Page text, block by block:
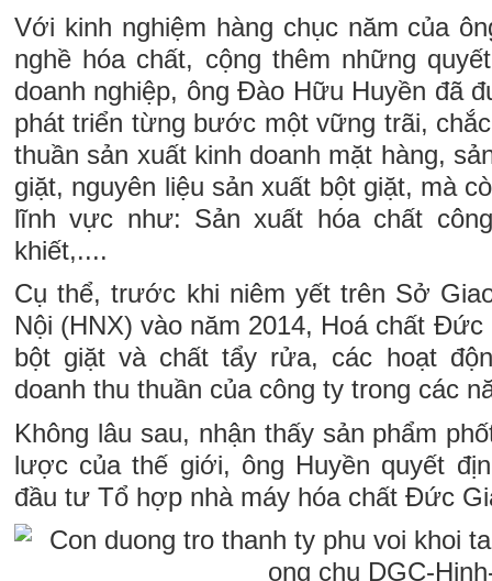
Với kinh nghiệm hàng chục năm của
nghề hóa chất, cộng thêm những
doanh nghiệp, ông Đào Hữu Huyền đã
phát triển từng bước một vững trãi,
thuần sản xuất kinh doanh mặt hàng,
giặt, nguyên liệu sản xuất bột giặt, mà
lĩnh vực như: Sản xuất hóa chất
khiết,....
Cụ thể, trước khi niêm yết trên Sở
Nội (HNX) vào năm 2014, Hoá chất
bột giặt và chất tẩy rửa, các hoạt
doanh thu thuần của công ty trong các
Không lâu sau, nhận thấy sản phẩm
lược của thế giới, ông Huyền quyết
đầu tư Tổ hợp nhà máy hóa chất Đức